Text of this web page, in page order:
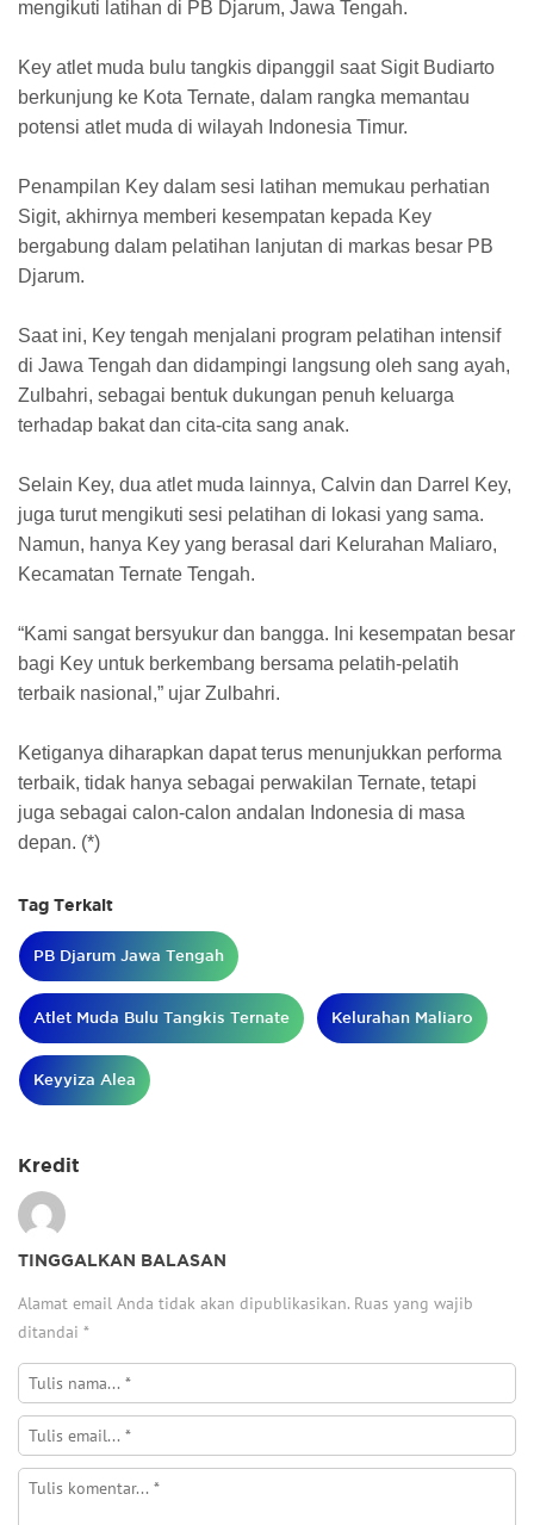
mengikuti latihan di PB Djarum, Jawa Tengah.
Key atlet muda bulu tangkis dipanggil saat Sigit Budiarto
berkunjung ke Kota Ternate, dalam rangka memantau
potensi atlet muda di wilayah Indonesia Timur.
Penampilan Key dalam sesi latihan memukau perhatian
Sigit, akhirnya memberi kesempatan kepada Key
bergabung dalam pelatihan lanjutan di markas besar PB
Djarum.
Saat ini, Key tengah menjalani program pelatihan intensif
di Jawa Tengah dan didampingi langsung oleh sang ayah,
Zulbahri, sebagai bentuk dukungan penuh keluarga
terhadap bakat dan cita-cita sang anak.
Selain Key, dua atlet muda lainnya, Calvin dan Darrel Key,
juga turut mengikuti sesi pelatihan di lokasi yang sama.
Namun, hanya Key yang berasal dari Kelurahan Maliaro,
Kecamatan Ternate Tengah.
“Kami sangat bersyukur dan bangga. Ini kesempatan besar
bagi Key untuk berkembang bersama pelatih-pelatih
terbaik nasional,” ujar Zulbahri.
Ketiganya diharapkan dapat terus menunjukkan performa
terbaik, tidak hanya sebagai perwakilan Ternate, tetapi
juga sebagai calon-calon andalan Indonesia di masa
depan. (*)
Tag Terkait
PB Djarum Jawa Tengah
Atlet Muda Bulu Tangkis Ternate Kelurahan Maliaro
Keyyiza Alea
Kredit
TINGGALKAN BALASAN
Alamat email Anda tidak akan dipublikasikan. Ruas yang wajib
ditandai *